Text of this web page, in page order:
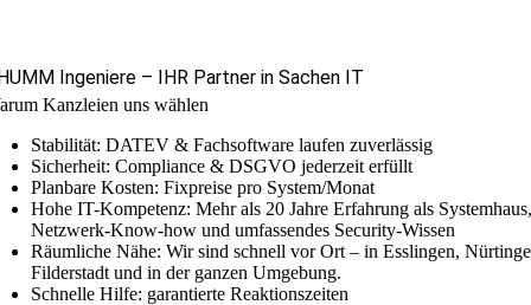
Ingeniere – IHR Partner in Sachen IT
Kanzleien uns wählen
Stabilität: DATEV & Fachsoftware laufen zuverlässig
Sicherheit: Compliance & DSGVO jederzeit erfüllt
Planbare Kosten: Fixpreise pro System/Monat
Hohe IT-Kompetenz: Mehr als 20 Jahre Erfahrung als
Netzwerk-Know-how und umfassendes Security-Wissen
Räumliche Nähe: Wir sind schnell vor Ort – in Esslingen,
Filderstadt und in der ganzen Umgebung.
Schnelle Hilfe: garantierte Reaktionszeiten